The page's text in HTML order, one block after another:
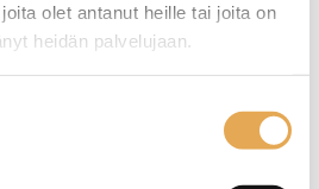
olet antanut heille tai joita on
heidän palvelujaan.